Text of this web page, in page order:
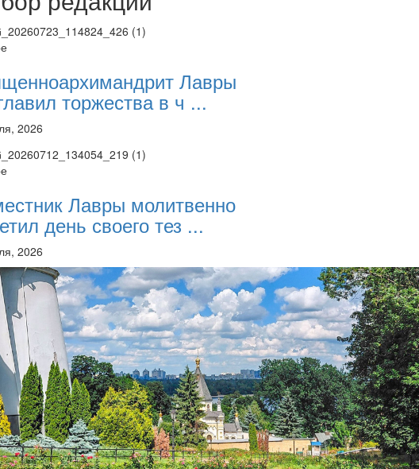
Название трансляции
Название трансляции
Название трансляции
Название трансляции
Название трансляции
Лавры
торжества в ч ...
2026
Лавры молитвенно
день своего тез ...
2026